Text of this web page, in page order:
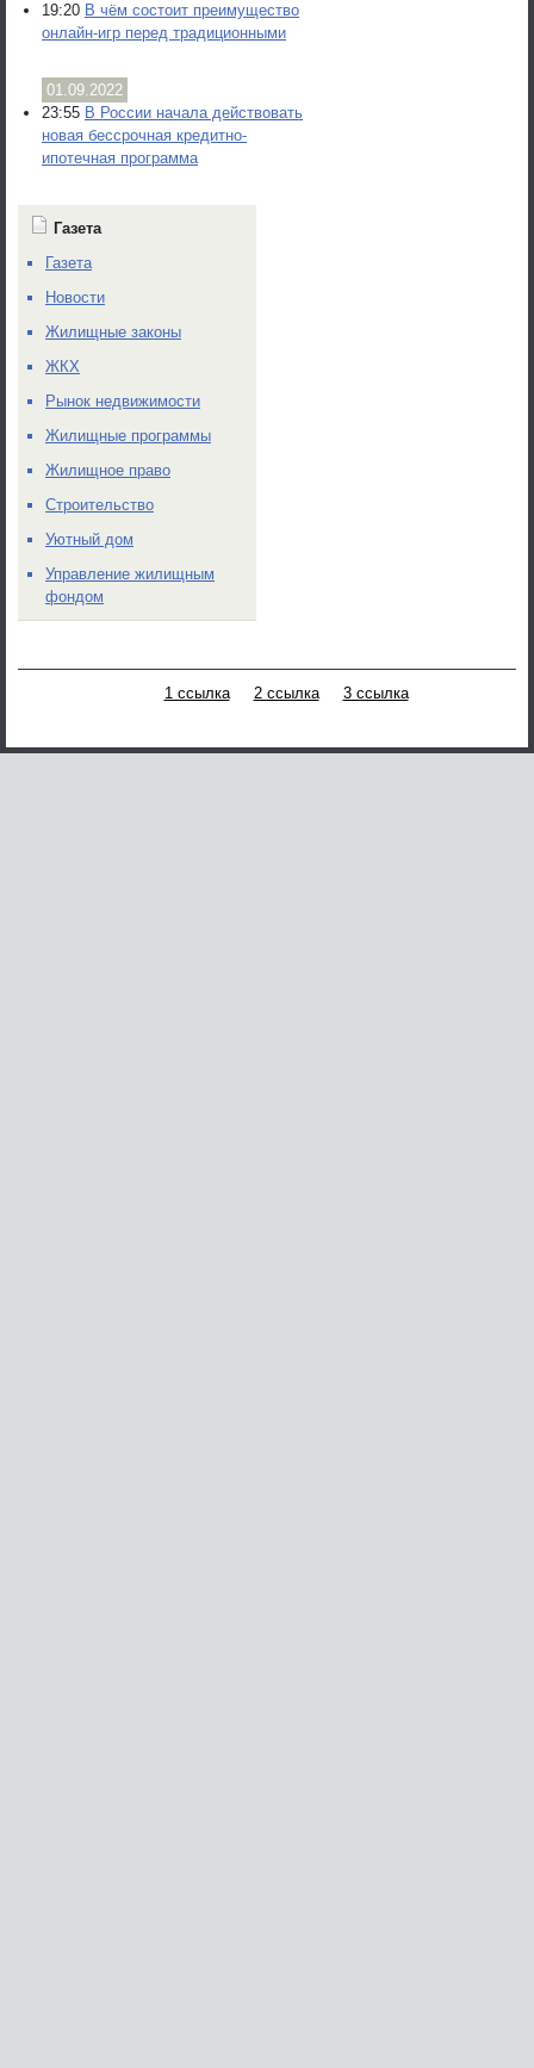
19:20 В чём состоит преимущество
онлайн-игр перед традиционными
01.09.2022
23:55 В России начала действовать
новая бессрочная кредитно-
ипотечная программа
Газета
Газета
Новости
Жилищные законы
ЖКХ
Рынок недвижимости
Жилищные программы
Жилищное право
Строительство
Уютный дом
Управление жилищным
фондом
1 ссылка 2 ссылка 3 ссылка